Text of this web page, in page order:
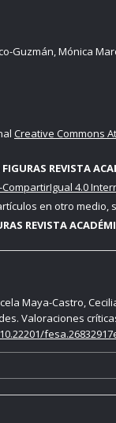
Guzmán, Mónica
Creative Commons
FIGURAS REVISTA
4.0
en otro
REVISTA
Maya-Castro,
Valoraciones